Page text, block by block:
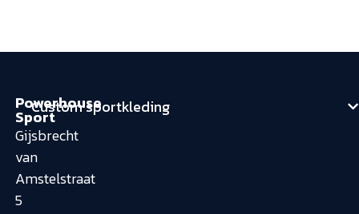
Powerhouse
Sport
Gijsbrecht
van
Amstelstraat
5
Custom sportkleding